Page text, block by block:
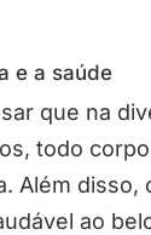
e a saúde
que na
todo
Além disso,
ao